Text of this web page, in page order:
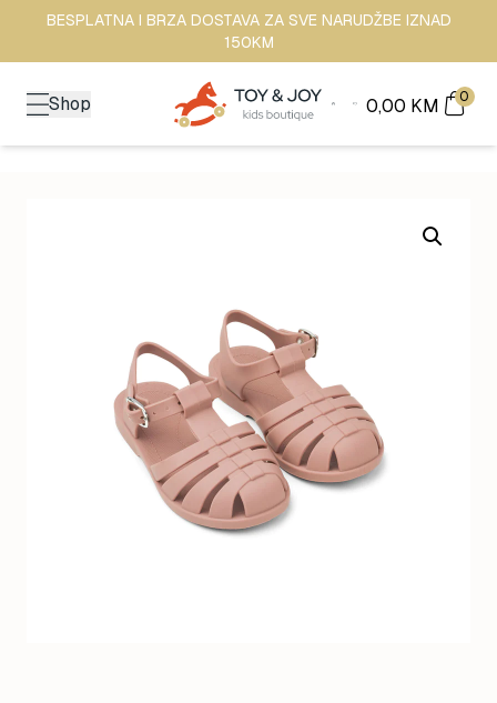
BESPLATNA I BRZA DOSTAVA ZA SVE NARUDŽBE IZNAD
150KM
Shop 0,00 KM 0